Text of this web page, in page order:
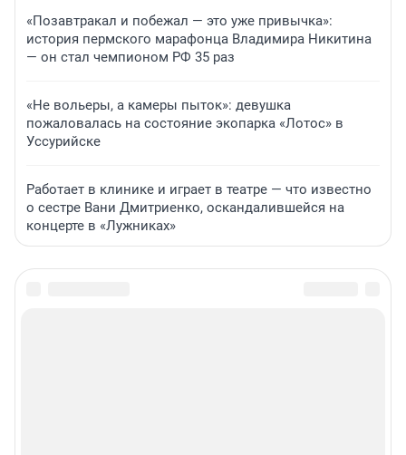
«Позавтракал и побежал — это уже привычка»:
история пермского марафонца Владимира Никитина
— он стал чемпионом РФ 35 раз
«Не вольеры, а камеры пыток»: девушка
пожаловалась на состояние экопарка «Лотос» в
Уссурийске
Работает в клинике и играет в театре — что известно
о сестре Вани Дмитриенко, оскандалившейся на
концерте в «Лужниках»